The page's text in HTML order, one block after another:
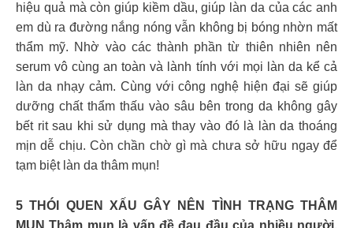
hiệu quả mà còn giúp kiềm dầu, giúp làn da của các anh
em dù ra đường nắng nóng vẫn không bị bóng nhờn mất
thẩm mỹ. Nhờ vào các thành phần từ thiên nhiên nên
serum vô cùng an toàn và lành tính với mọi làn da kể cả
làn da nhạy cảm. Cùng với công nghệ hiện đại sẽ giúp
dưỡng chất thẩm thấu vào sâu bên trong da không gây
bết rit sau khi sử dụng mà thay vào đó là làn da thoáng
mịn dễ chịu. Còn chần chờ gì mà chưa sở hữu ngay để
tạm biệt làn da thâm mụn!
5 THÓI QUEN XẤU GÂY NÊN TÌNH TRẠNG THÂM
MỤN Thâm mụn là vấn đề đau đầu của nhiều người.